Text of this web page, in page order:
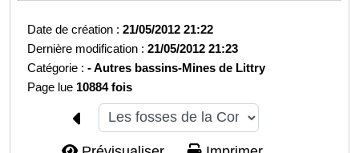
Date de création :21/05/2012 21:22
Dernière modification :21/05/2012 21:23
Catégorie :-Autres bassins-Mines de Littry
Page lue 10884 fois